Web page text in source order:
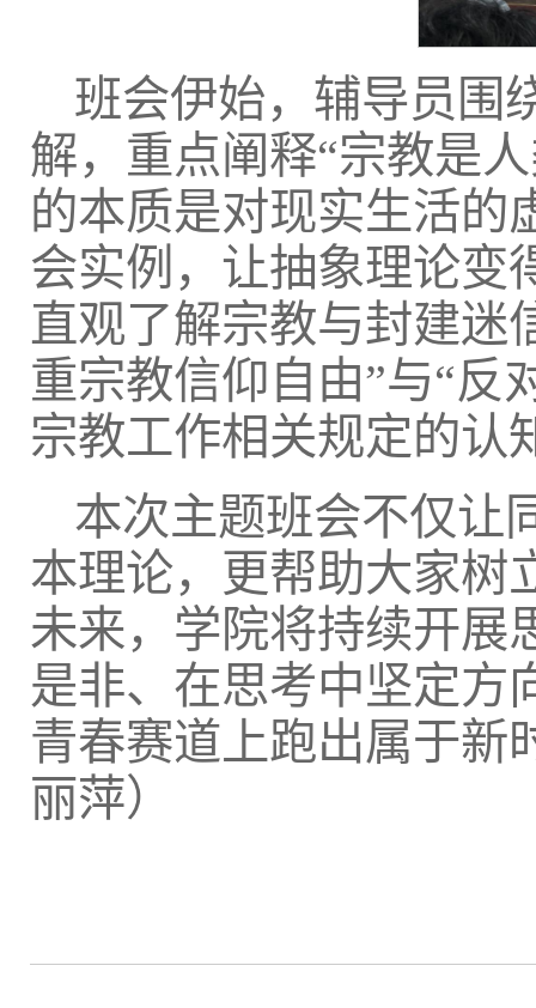
班会伊始，辅导员围
解，重点阐释“宗教是
的本质是对现实生活的
会实例，让抽象理论变
直观了解宗教与封建迷
重宗教信仰自由”与“反
宗教工作相关规定的认
本次主题班会不仅让
本理论，更帮助大家树
未来，学院将持续开展
是非、在思考中坚定方
青春赛道上跑出属于新
丽萍）